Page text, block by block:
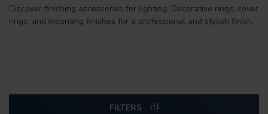
Discover finishing accessories for lighting. Decorative rings, cover
rings, and mounting finishes for a professional and stylish finish.
FILTERS